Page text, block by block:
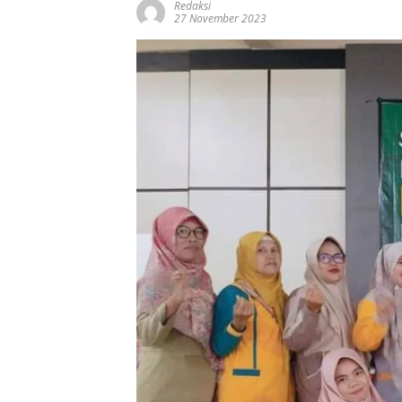
Redaksi
27 November 2023